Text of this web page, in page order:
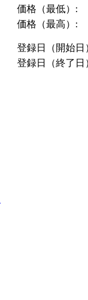
価格（最低）:
価格（最高）:
登録日（開始日
登録日（終了日